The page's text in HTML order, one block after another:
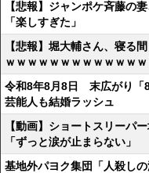
【悲報】ジャンポケ斉藤の
「楽しすぎた」
【悲報】堀大輔さん、寝る
ｗｗｗｗｗｗｗｗｗｗｗｗ
令和8年8月8日 末広がり「
芸能人も結婚ラッシュ
【動画】ショートスリーパ
「ずっと涙が止まらない」
基地外パヨク集団「人殺し